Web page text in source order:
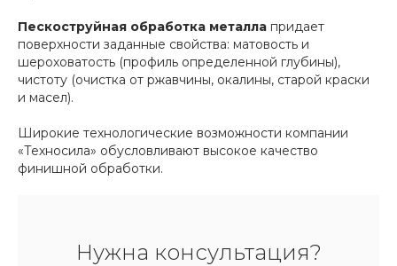
Пескоструйная обработка металла придает
поверхности заданные свойства: матовость и
шероховатость (профиль определенной глубины),
чистоту (очистка от ржавчины, окалины, старой краски
и масел).
Широкие технологические возможности компании
«Техносила» обусловливают высокое качество
финишной обработки.
Нужна консультация?